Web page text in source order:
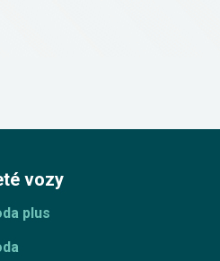
vozy
plus